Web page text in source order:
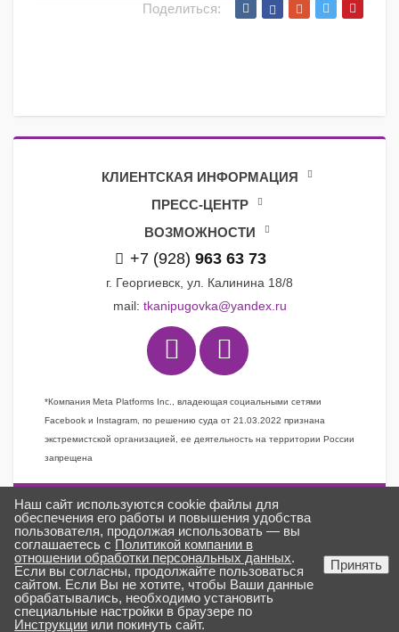
Поделиться:
КЛИЕНТСКАЯ ИНФОРМАЦИЯ
ПРЕСС-ЦЕНТР
ВОЗМОЖНОСТИ
+7 (928) 963 63 73
г. Георгиевск, ул. Калинина 18/8
mail: tkanipugovka@yandex.ru
*Компания Meta Platforms Inc., владеющая социальными сетями
Facebook и Instagram, по решению суда от 21.03.2022 признана
экстремистской организацией, ее деятельность на территории России
запрещена
Задать вопрос
Заказать звонок
Создано вГИПЕРКУБ®
ткани «Пуговка» © 2025
Наш сайт используются cookie файлы для
обеспечения его работы и повышения удобства
пользователя, продолжая использовать — вы
соглашаетесь с Политикой компании в
отношении обработки персональных данных.
Если вы согласны, продолжайте пользоваться
сайтом. Если Вы не хотите, чтобы Ваши данные
обрабатывались, необходимо установить
специальные настройки в браузере по
Инструкции или покинуть сайт.
Принять